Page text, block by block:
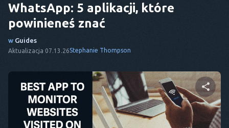
WhatsApp: 5 aplikacji, które
powinieneś znać
w Guides
Aktualizacja 07.13.26Stephanie Thompson
Udostępnij ten artykuł